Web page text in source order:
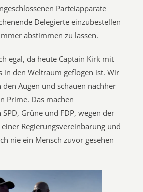
Parteiapparate
Delegierte einzubestellen
abstimmen zu lassen.
egal, da heute Captain Kirk mit
in den Weltraum geflogen ist. Wir
Augen und schauen nachher
Prime. Das machen
Grüne und FDP, wegen der
Regierungsvereinbarung und
nie ein Mensch zuvor gesehen